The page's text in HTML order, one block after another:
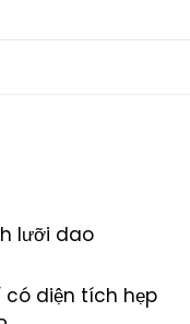
lưỡi dao
có diện tích hẹp